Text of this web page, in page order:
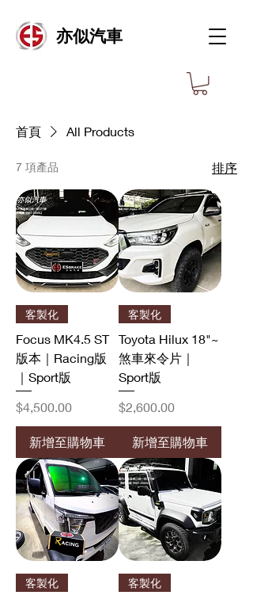
亦似汽車
首頁 All Products
7 項產品 排序
客製化
Focus MK4.5 ST
版本｜Racing版
｜Sport版
價格
$4,500.00
新增至購物車
客製化
Toyota Hilux 18"~
煞車來令片｜
Sport版
價格
$2,600.00
新增至購物車
客製化 客製化